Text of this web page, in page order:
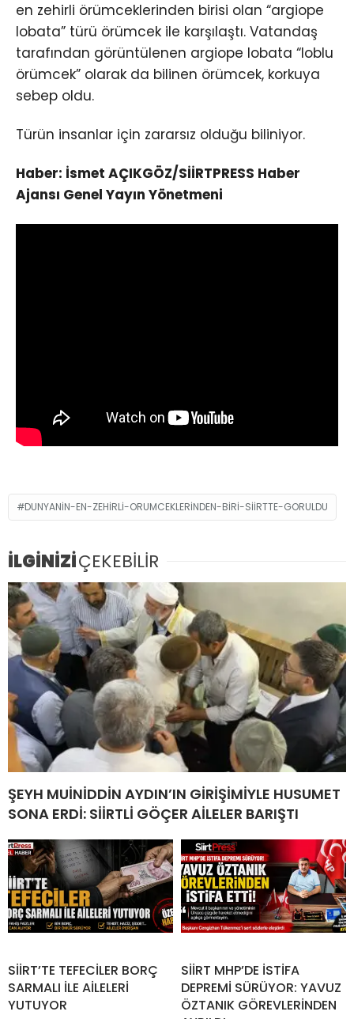
en zehirli örümceklerinden birisi olan “argiope
lobata” türü örümcek ile karşılaştı. Vatandaş
tarafından görüntülenen argiope lobata “loblu
örümcek” olarak da bilinen örümcek, korkuya
sebep oldu.
Türün insanlar için zararsız olduğu biliniyor.
Haber: İsmet AÇIKGÖZ/SİİRTPRESS Haber
Ajansı Genel Yayın Yönetmeni
DUNYANIN-EN-ZEHIRLI-ORUMCEKLERINDEN-BIRI-SIIRTTE-GORULDU
İLGİNİZİÇEKEBİLİR
ŞEYH MUİNİDDİN AYDIN’IN GİRİŞİMİYLE HUSUMET
SONA ERDİ: SİİRTLİ GÖÇER AİLELER BARIŞTI
SİİRT’TE TEFECİLER BORÇ
SARMALI İLE AİLELERİ
YUTUYOR
SİİRT MHP’DE İSTİFA
DEPREMİ SÜRÜYOR: YAVUZ
ÖZTANIK GÖREVLERİNDEN